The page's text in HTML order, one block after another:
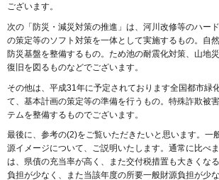
ございます。
次の「防災・減災対策の推進」は、河川改修等のハー
の策定等のソフト対策を一体として実施するもの。自
防災基盤を整備するもの。ため池の耐震化対策、山地
復旧を図るものなどでございます。
その他は、平成31年に予定されております全国都市緑
て、基本計画の策定等の準備を行うもの。特殊詐欺被
テムを整備するものでございます。
最後に、参考の(2)をご覧いただきたいと思います。一
源イメージについて、ご説明いたします。通常に比べ
は、県債の充当率が高く、また交付税措置も大きくな
負担が少なく、また当該年度の所要一般財源負担が少